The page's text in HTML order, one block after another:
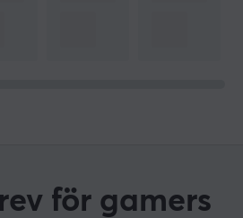
för gamers